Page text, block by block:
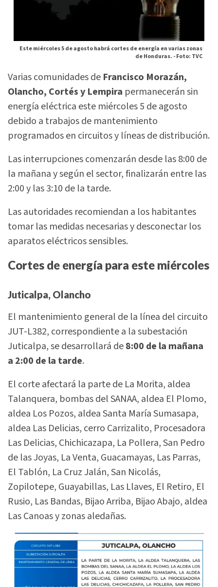
Este miércoles 5 de agosto habrá cortes de energía en varias zonas
de Honduras. -Foto: TVC
Varias comunidades de Francisco Morazán,
Olancho, Cortés y Lempira permanecerán sin
energía eléctrica este miércoles 5 de agosto
debido a trabajos de mantenimiento
programados en circuitos y líneas de distribución.
Las interrupciones comenzarán desde las 8:00 de
la mañana y según el sector, finalizarán entre las
2:00 y las 3:10 de la tarde.
Las autoridades recomiendan a los habitantes
tomar las medidas necesarias y desconectar los
aparatos eléctricos sensibles.
Cortes de energía para este miércoles
Juticalpa, Olancho
El mantenimiento general de la línea del circuito
JUT-L382, correspondiente a la subestación
Juticalpa, se desarrollará de8:00 de la mañana
a 2:00 de la tarde.
El corte afectará la parte de La Morita, aldea
Talanquera, bombas del SANAA, aldea El Plomo,
aldea Los Pozos, aldea Santa María Sumasapa,
aldea Las Delicias, cerro Carrizalito, Procesadora
Las Delicias, Chichicazapa, La Pollera, San Pedro
de las Joyas, La Venta, Guacamayas, Las Parras,
El Tablón, La Cruz Jalán, San Nicolás,
Zopilotepe, Guayabillas, Las Llaves, El Retiro, El
Rusio, Las Bandas, Bijao Arriba, Bijao Abajo, aldea
Las Canoas y zonas aledañas.